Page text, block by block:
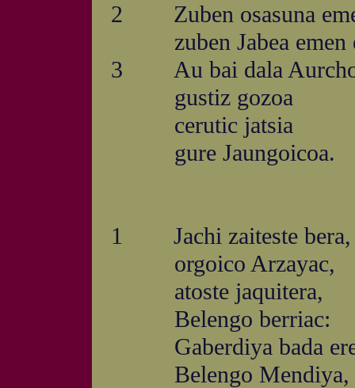
2 Zuben osasuna
zuben Jabea emen
3 Au bai dala
gustiz gozoa
cerutic jatsia
gure Jaungoicoa.
1 Jachi zaiteste bera,
orgoico Arzayac,
atoste jaquitera,
Belengo berriac:
Gaberdiya bada
Belengo Mendiya,